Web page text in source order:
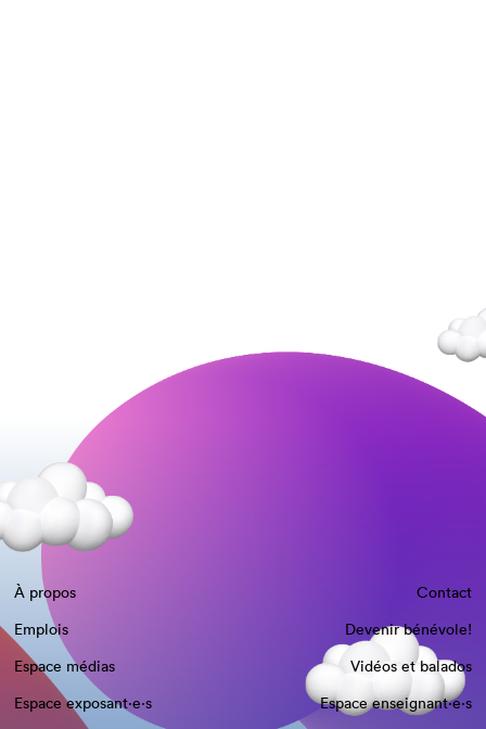
À propos
Contact
Emplois
Devenir bénévole!
Espace médias
Vidéos et balados
Espace exposant·e⋅s
Espace enseignant·e⋅s